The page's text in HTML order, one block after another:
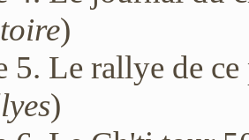
)
5. Le rallye de
)